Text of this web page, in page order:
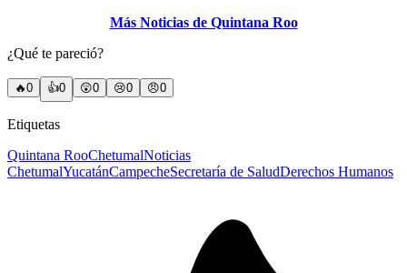
Más Noticias de Quintana Roo
¿Qué te pareció?
🔥0 👍0 😲0 😢0 😠0
Etiquetas
Quintana RooChetumalNoticias
ChetumalYucatánCampecheSecretaría de SaludDerechos Humanos